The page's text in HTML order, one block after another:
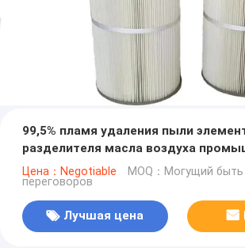
99,5% пламя удаления пыли
разделителя масла воздуха
retardant бочонок
Цена：Negotiable MOQ：Могущий
переговоров
Лучшая цена